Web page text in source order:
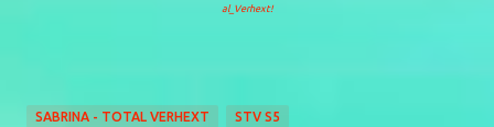
al_Verhext!
SABRINA - TOTAL VERHEXT STV S5